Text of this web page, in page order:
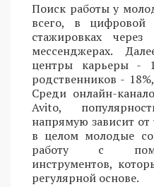
Поиск работы у
всего, в
стажировках
мессенджерах.
центры карьеры -
родственников -
Среди онлайн-
Avito,
напрямую зависит
в целом молодые
работу с
инструментов,
регулярной основе.